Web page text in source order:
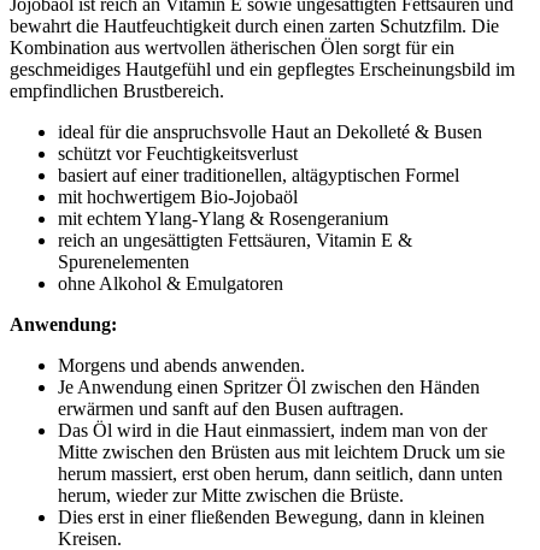
bewahrt die Hautfeuchtigkeit durch einen zarten Schutzfilm. Die
Kombination aus wertvollen ätherischen Ölen sorgt für ein
geschmeidiges Hautgefühl und ein gepflegtes Erscheinungsbild im
empfindlichen Brustbereich.
ideal für die anspruchsvolle Haut an Dekolleté & Busen
schützt vor Feuchtigkeitsverlust
basiert auf einer traditionellen, altägyptischen Formel
mit hochwertigem Bio-Jojobaöl
mit echtem Ylang-Ylang & Rosengeranium
reich an ungesättigten Fettsäuren, Vitamin E &
Spurenelementen
ohne Alkohol & Emulgatoren
Anwendung:
Morgens und abends anwenden.
Je Anwendung einen Spritzer Öl zwischen den Händen
erwärmen und sanft auf den Busen auftragen.
Das Öl wird in die Haut einmassiert, indem man von der
Mitte zwischen den Brüsten aus mit leichtem Druck um sie
herum massiert, erst oben herum, dann seitlich, dann unten
herum, wieder zur Mitte zwischen die Brüste.
Dies erst in einer fließenden Bewegung, dann in kleinen
Kreisen.